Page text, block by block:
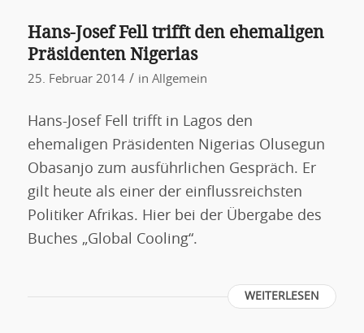
Hans-Josef Fell trifft den ehemaligen
Präsidenten Nigerias
25. Februar 2014 / in Allgemein
Hans-Josef Fell trifft in Lagos den
ehemaligen Präsidenten Nigerias Olusegun
Obasanjo zum ausführlichen Gespräch. Er
gilt heute als einer der einflussreichsten
Politiker Afrikas. Hier bei der Übergabe des
Buches „Global Cooling“.
WEITERLESEN